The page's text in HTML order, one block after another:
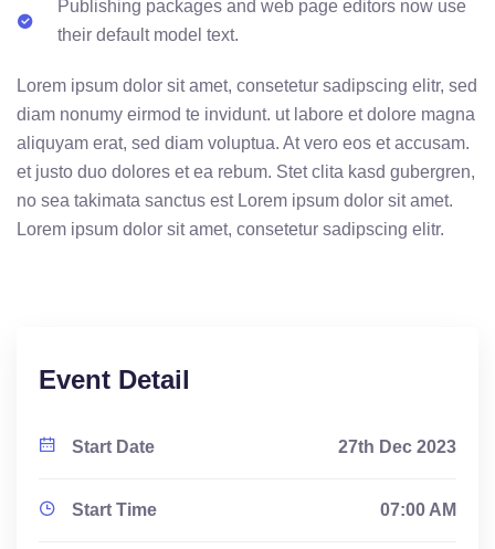
Publishing packages and web page editors now use
their default model text.
Lorem ipsum dolor sit amet, consetetur sadipscing elitr, sed
diam nonumy eirmod te invidunt. ut labore et dolore magna
aliquyam erat, sed diam voluptua. At vero eos et accusam.
et justo duo dolores et ea rebum. Stet clita kasd gubergren,
no sea takimata sanctus est Lorem ipsum dolor sit amet.
Lorem ipsum dolor sit amet, consetetur sadipscing elitr.
Event Detail
Start Date 27th Dec 2023
Start Time 07:00 AM